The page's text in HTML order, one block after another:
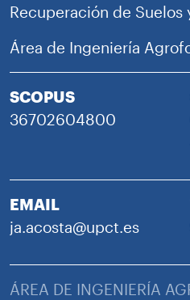
Recuperación de Suelos
Área de Ingeniería
SCOPUS
36702604800
EMAIL
ja.acosta@upct.es
ÁREA DE INGENIERÍA